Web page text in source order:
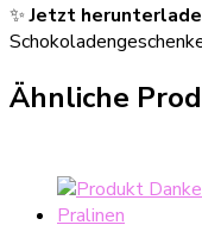
✨Jetzt
Ähnliche